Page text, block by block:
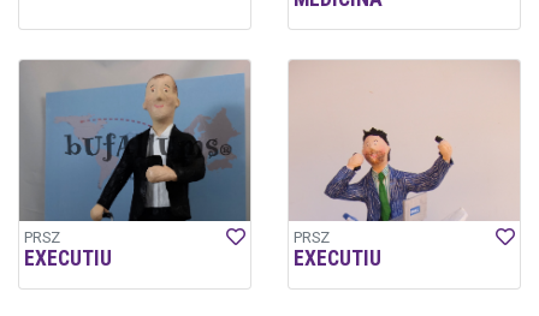
PRSZ
EXECUTIU
PRSZ
EXECUTIU